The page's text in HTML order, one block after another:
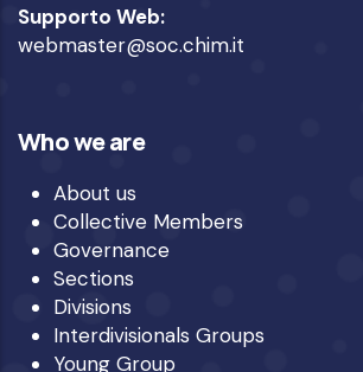
Supporto Web:
webmaster@soc.chim.it
Who we are
About us
Collective Members
Governance
Sections
Divisions
Interdivisionals Groups
Young Group